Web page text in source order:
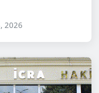
2026